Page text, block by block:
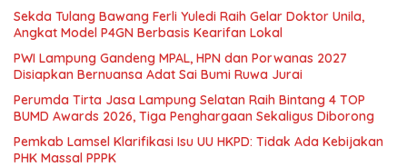
Sekda Tulang Bawang Ferli Yuledi Raih Gelar Doktor Unila,
Angkat Model P4GN Berbasis Kearifan Lokal
PWI Lampung Gandeng MPAL, HPN dan Porwanas 2027
Disiapkan Bernuansa Adat Sai Bumi Ruwa Jurai
Perumda Tirta Jasa Lampung Selatan Raih Bintang 4 TOP
BUMD Awards 2026, Tiga Penghargaan Sekaligus Diborong
Pemkab Lamsel Klarifikasi Isu UU HKPD: Tidak Ada Kebijakan
PHK Massal PPPK